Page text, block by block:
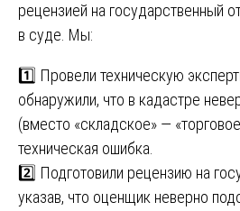
рецензией на государственный
в суде. Мы:
1️⃣ Провели техническую
обнаружили, что в кадастре
(вместо «складское» —
техническая ошибка.
2️⃣ Подготовили рецензию на
указав, что оценщик неверно